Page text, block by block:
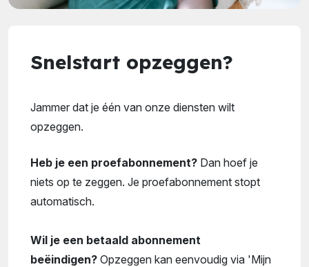
Snelstart opzeggen?
Jammer dat je één van onze diensten wilt
opzeggen.
Heb je een proefabonnement? Dan hoef je
niets op te zeggen. Je proefabonnement stopt
automatisch.
Wil je een betaald abonnement
beëindigen? Opzeggen kan eenvoudig via 'Mijn